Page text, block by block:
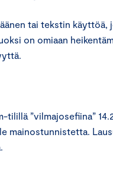
tai tekstin käyttöä,
on omiaan
tilillä ”vilmajosefiina”
mainostunnistetta.